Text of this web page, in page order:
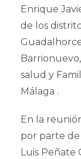
Enrique
de los
salud y
Málaga .
En la
por parte de
Luis Peñate